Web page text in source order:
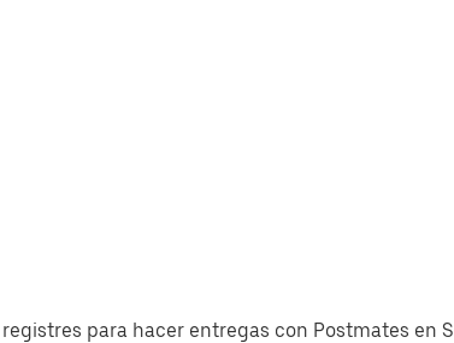
para hacer entregas con Postmates en